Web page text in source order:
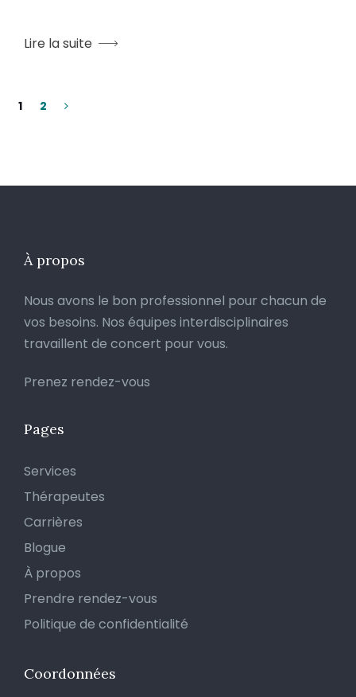
Lire la suite
1 2
À propos
Nous avons le bon professionnel pour chacun de
vos besoins. Nos équipes interdisciplinaires
travaillent de concert pour vous.
Prenez rendez-vous
Pages
Services
Thérapeutes
Carrières
Blogue
À propos
Prendre rendez-vous
Politique de confidentialité
Coordonnées